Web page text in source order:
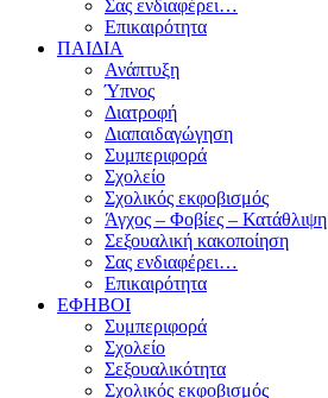
Σας ενδιαφέρει…
Επικαιρότητα
ΠΑΙΔΙΑ
Ανάπτυξη
Ύπνος
Διατροφή
Διαπαιδαγώγηση
Συμπεριφορά
Σχολείο
Σχολικός εκφοβισμός
Άγχος – Φοβίες – Κατάθλιψη
Σεξουαλική κακοποίηση
Σας ενδιαφέρει…
Επικαιρότητα
ΕΦΗΒΟΙ
Συμπεριφορά
Σχολείο
Σεξουαλικότητα
Σχολικός εκφοβισμός